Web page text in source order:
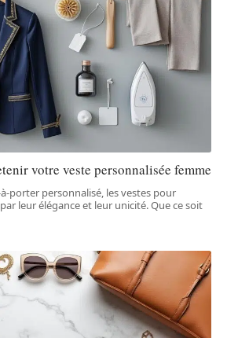
votre veste personnalisée femme
porter personnalisé, les vestes pour
leur élégance et leur unicité. Que ce soit